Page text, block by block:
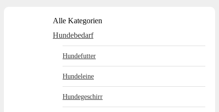
Alle Kategorien
Hundebedarf
Hundefutter
Hundeleine
Hundegeschirr